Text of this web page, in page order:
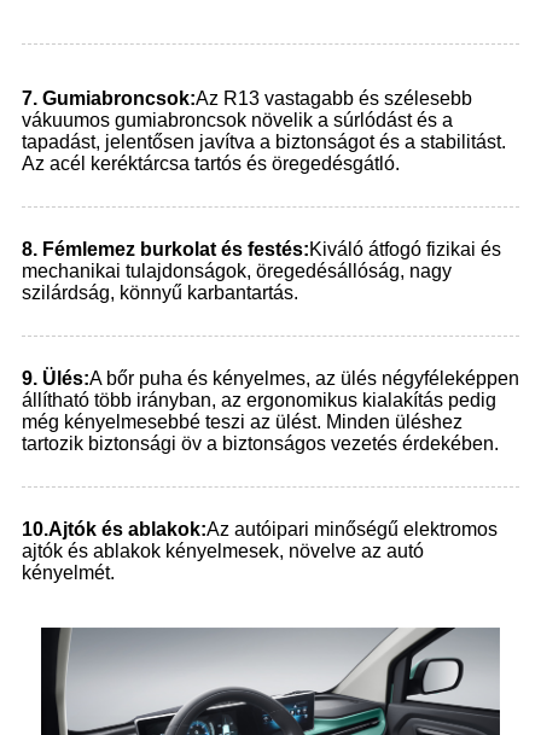
7. Gumiabroncsok:Az R13 vastagabb és szélesebb
vákuumos gumiabroncsok növelik a súrlódást és a
tapadást, jelentősen javítva a biztonságot és a stabilitást.
Az acél keréktárcsa tartós és öregedésgátló.
8. Fémlemez burkolat és festés:Kiváló átfogó fizikai és
mechanikai tulajdonságok, öregedésállóság, nagy
szilárdság, könnyű karbantartás.
9. Ülés:A bőr puha és kényelmes, az ülés négyféleképpen
állítható több irányban, az ergonomikus kialakítás pedig
még kényelmesebbé teszi az ülést. Minden üléshez
tartozik biztonsági öv a biztonságos vezetés érdekében.
10.Ajtók és ablakok:Az autóipari minőségű elektromos
ajtók és ablakok kényelmesek, növelve az autó
kényelmét.